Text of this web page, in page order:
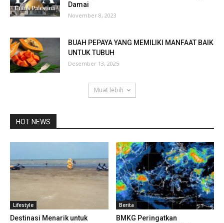
Damai
November 8, 2023
BUAH PEPAYA YANG MEMILIKI MANFAAT BAIK
UNTUK TUBUH
Desember 13, 2025
Muat lebih
HOT NEWS
Lifestyle
Destinasi Menarik untuk
Berita
BMKG Peringatkan